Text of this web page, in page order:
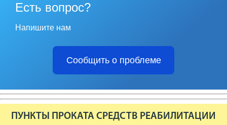
Есть вопрос?
Напишите нам
Сообщить о проблеме
ПУНКТЫ ПРОКАТА СРЕДСТВ РЕАБИЛИТАЦИИ